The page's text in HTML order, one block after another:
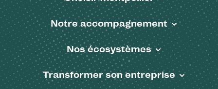
Notre accompagnement
Nos écosystèmes
Transformer son entreprise